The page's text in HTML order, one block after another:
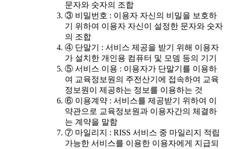
문자와 숫자의 조합
③ 비밀번호 : 이용자 자신의 비밀을 보호하
기 위하여 이용자 자신이 설정한 문자와 숫자
의 조합
④ 단말기 : 서비스 제공을 받기 위해 이용자
가 설치한 개인용 컴퓨터 및 모뎀 등의 기기
⑤ 서비스 이용 : 이용자가 단말기를 이용하
여 교육정보원의 주전산기에 접속하여 교육
정보원이 제공하는 정보를 이용하는 것
⑥ 이용계약 : 서비스를 제공받기 위하여 이
약관으로 교육정보원과 이용자간의 체결하
는 계약을 말함
⑦ 마일리지 : RISS 서비스 중 마일리지 적립
가능한 서비스를 이용한 이용자에게 지급되